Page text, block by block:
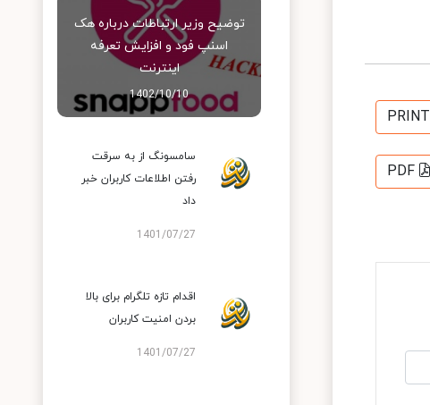
PRINT
PDF
توضیح وزیر ارتباطات درباره هک
اسنپ‌ فود و افزایش تعرفه
اینترنت
1402/10/10
سامسونگ از به سرقت
رفتن اطلاعات کاربران خبر
داد
1401/07/27
اقدام تازه تلگرام برای بالا
بردن امنیت کاربران
1401/07/27